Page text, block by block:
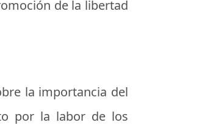
de la libertad
la importancia del
por la labor de los